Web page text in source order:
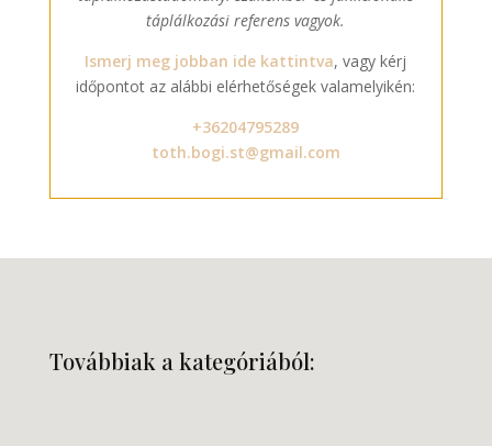
táplálkozási referens vagyok.
Ismerj meg jobban ide kattintva, vagy kérj
időpontot az alábbi elérhetőségek valamelyikén:
+36204795289
toth.bogi.st@gmail.com
Továbbiak a kategóriából: